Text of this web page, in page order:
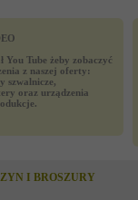
You Tube żeby zobaczyć
z naszej oferty:
szwalnicze,
oraz urządzenia
I BROSZURY